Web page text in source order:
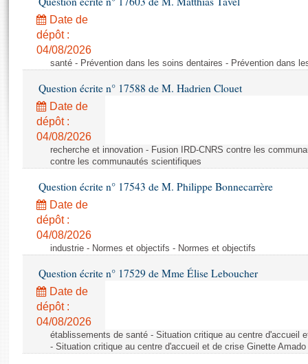
Propositions de loi
Amendements
Textes adoptés
Rapports d'information
Rapports d'enquête
Rapports législatifs
Baromètre de l’application des lois
Dossiers législatifs
Budget et sécurité sociale
Questions écrites et orales
Comptes rendus des débats
Histoire
Juniors
Anciennes législatures
Liens vers les sites publics
Contacts et plan d'accès
Photos libres de droit
Date de
dépôt :
04/08/2026
santé - Prévention dans les soins dentaires - Prévention dans
Question écrite n° 17588 de M. Hadrien Clouet
Date de
dépôt :
04/08/2026
recherche et innovation - Fusion IRD-CNRS contre les
contre les communautés scientifiques
Question écrite n° 17543 de M. Philippe Bonnecarrère
Date de
dépôt :
04/08/2026
industrie - Normes et objectifs - Normes et objectifs
Question écrite n° 17529 de Mme Élise Leboucher
Date de
dépôt :
04/08/2026
établissements de santé - Situation critique au centre d'accueil
- Situation critique au centre d'accueil et de crise Ginette Amado